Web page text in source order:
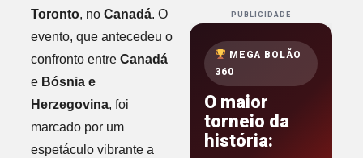
Toronto, no Canadá. O
evento, que antecedeu o
confronto entre Canadá
e Bósnia e
Herzegovina, foi
marcado por um
espetáculo vibrante a
PUBLICIDADE
MEGA BOLÃO
360
O maior
torneio da
história: